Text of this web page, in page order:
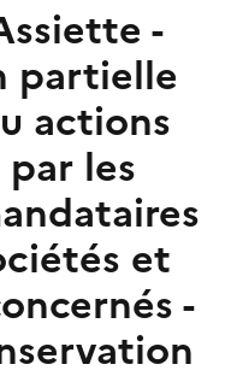
-
partielle
actions
les
et
-